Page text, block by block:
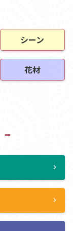
シーン
花材
chevron_right
chevron_right